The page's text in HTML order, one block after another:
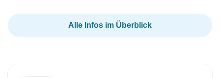
Alle Infos im Überblick